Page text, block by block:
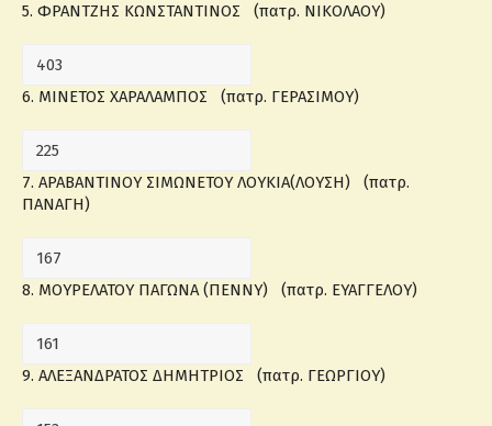
5. ΦΡΑΝΤΖΗΣ ΚΩΝΣΤΑΝΤΙΝΟΣ (πατρ. ΝΙΚΟΛΑΟΥ)
6. ΜΙΝΕΤΟΣ ΧΑΡΑΛΑΜΠΟΣ (πατρ. ΓΕΡΑΣΙΜΟΥ)
7. ΑΡΑΒΑΝΤΙΝΟΥ ΣΙΜΩΝΕΤΟΥ ΛΟΥΚΙΑ(ΛΟΥΣΗ) (πατρ.
ΠΑΝΑΓΗ)
8. ΜΟΥΡΕΛΑΤΟΥ ΠΑΓΩΝΑ (ΠΕΝΝΥ) (πατρ. ΕΥΑΓΓΕΛΟΥ)
9. ΑΛΕΞΑΝΔΡΑΤΟΣ ΔΗΜΗΤΡΙΟΣ (πατρ. ΓΕΩΡΓΙΟΥ)